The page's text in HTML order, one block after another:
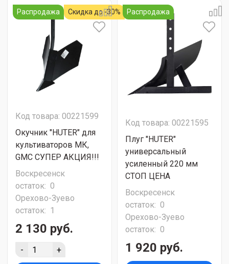
Распродажа Скидка до -30%
Код товара: 00221599
Окучник "HUTER" для
культиваторов МК,
GMC СУПЕР АКЦИЯ!!!
Воскресенск
остаток: 0
Орехово-Зуево
остаток: 1
2 130 руб.
- +
Распродажа
Код товара: 00221595
Плуг "HUTER"
универсальный
усиленный 220 мм
СТОП ЦЕНА
Воскресенск
остаток: 0
Орехово-Зуево
остаток: 0
1 920 руб.